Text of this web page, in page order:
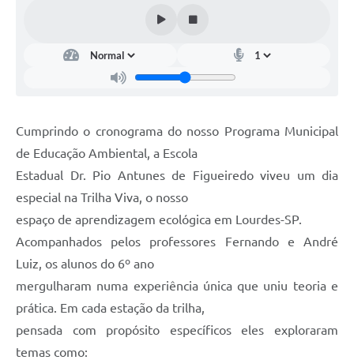
PPA
Nota Fiscal Eletrônica
Cumprindo o cronograma do nosso Programa Municipal
de Educação Ambiental, a Escola
Estadual Dr. Pio Antunes de Figueiredo viveu um dia
especial na Trilha Viva, o nosso
espaço de aprendizagem ecológica em Lourdes-SP.
Acompanhados pelos professores Fernando e André
Luiz, os alunos do 6º ano
mergulharam numa experiência única que uniu teoria e
prática. Em cada estação da trilha,
pensada com propósito específicos eles exploraram
temas como: